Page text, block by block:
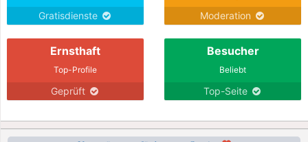
Gratisdienste Moderation
Ernsthaft
Top-Profile
Geprüft
Besucher
Beliebt
Top-Seite